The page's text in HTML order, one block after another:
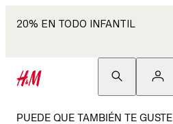
20% EN TODO INFANTIL
PUEDE QUE TAMBIÉN TE GUSTE